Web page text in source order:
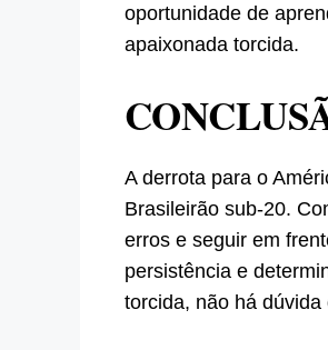
oportunidade de
apaixonada torcida.
A derrota para o
Brasileirão sub-20.
erros e seguir em
persistência e
torcida, não há